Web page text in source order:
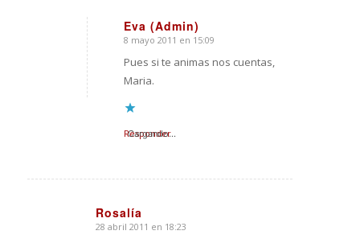
Eva (Admin)
Dice:
8 mayo 2011 en 15:09
Pues si te animas nos cuentas,
Maria.
Cargando...
Responder
Rosalía
Dice:
28 abril 2011 en 18:23